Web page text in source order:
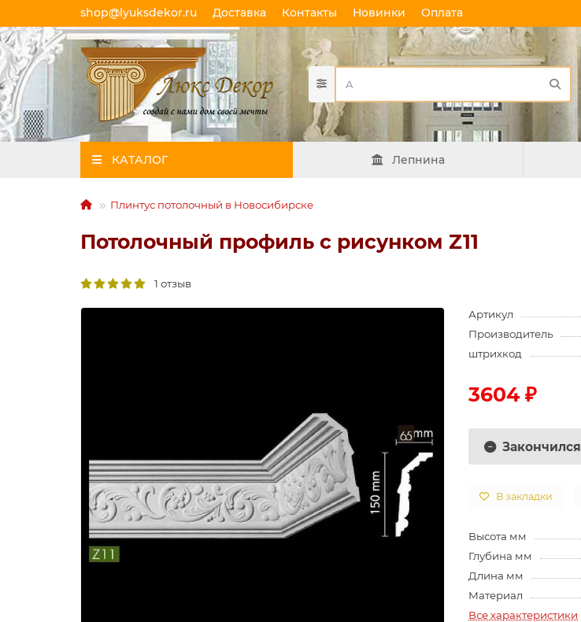
shop@lyuksdekor.ru Доставка Контакты Новинки Оплата
КАТАЛОГ Лепнина
Плинтус потолочный в Новосибирске
Потолочный профиль с рисунком Z11
1 отзыв
Артикул
Производитель
штрихкод
3604 ₽
Закончился
В закладки
Высота мм
Глубина мм
Длина мм
Материал
Все характеристики